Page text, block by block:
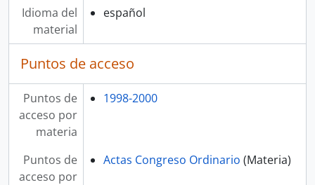
Idioma del
material
español
Puntos de acceso
Puntos de
acceso por
materia
1998-2000
Puntos de
acceso por
Actas Congreso Ordinario (Materia)